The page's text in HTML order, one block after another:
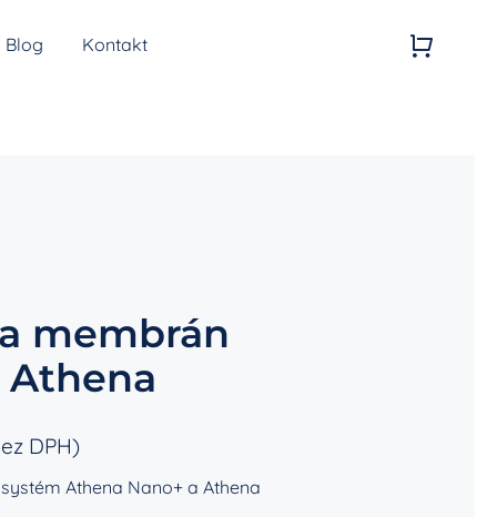
Blog Kontakt
membrán
DPH)
Athena Nano+ a Athena